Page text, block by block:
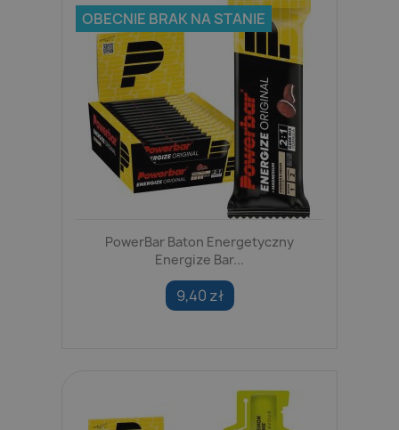
PowerBar Baton Energetyczny
Energize Bar...
9,40 zł
OBECNIE BRAK NA STANIE